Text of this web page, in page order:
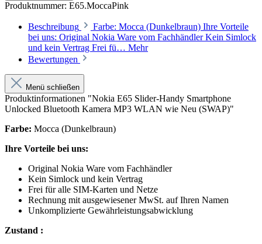
Produktnummer: E65.MoccaPink
Beschreibung
Farbe: Mocca (Dunkelbraun) Ihre Vorteile
bei uns: Original Nokia Ware vom Fachhändler Kein Simlock
und kein Vertrag Frei fü… Mehr
Bewertungen
Menü schließen
Produktinformationen "Nokia E65 Slider-Handy Smartphone
Unlocked Bluetooth Kamera MP3 WLAN wie Neu (SWAP)"
Farbe: Mocca (Dunkelbraun)
Ihre Vorteile bei uns:
Original Nokia Ware vom Fachhändler
Kein Simlock und kein Vertrag
Frei für alle SIM-Karten und Netze
Rechnung mit ausgewiesener MwSt. auf Ihren Namen
Unkomplizierte Gewährleistungsabwicklung
Zustand :